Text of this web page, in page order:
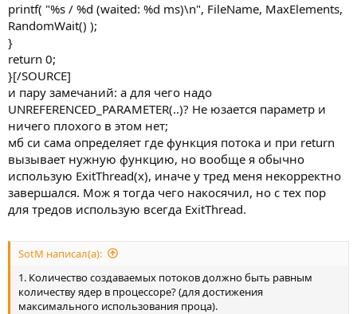
printf( "%s / %d (waited: %d ms)\n", FileName, MaxElements,
RandomWait() );
}
return 0;
}[/SOURCE]
и пару замечаний: а для чего надо
UNREFERENCED_PARAMETER(..)? Не юзается параметр и
ничего плохого в этом нет;
мб си сама определяет где функция потока и при return
вызывает нужную функцию, но вообще я обычно
использую ExitThread(x), иначе у тред меня некорректно
завершался. Мож я тогда чего накосячил, но с тех пор
для тредов использую всегда ExitThread.
SotM написал(а):
1. Количество создаваемых потоков должно быть равным
количеству ядер в процессоре? (для достижения
максимального использования проца).